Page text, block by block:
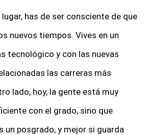
lugar, has de ser consciente de que
nuevos tiempos. Vives en un
tecnológico y con las nuevas
las carreras más
lado, hoy, la gente está muy
con el grado, sino que
un posgrado, y mejor si guarda